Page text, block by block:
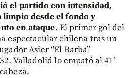
el partido con intensidad,
limpio desde el fondo y
en ataque. El primer gol del
espectacular chilena tras un
Asier “El Barba”
Valladolid lo empató al 41’